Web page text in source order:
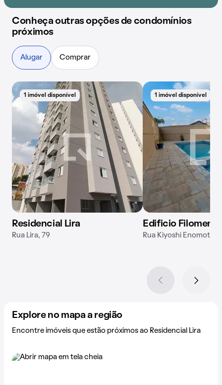
Conheça outras opções de condomínios
próximos
Alugar Comprar
1 imóvel disponível
Residencial Lira
Rua Líra, 79
1 imóvel disponível
Edificio Filomena
Rua Kiyoshi Enomoto,
Explore no mapa a região
Encontre imóveis que estão próximos ao Residencial Lira